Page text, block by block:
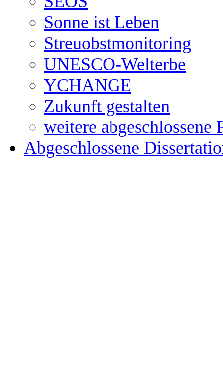
Sonne ist Leben
Streuobstmonitoring
UNESCO-Welterbe
YCHANGE
Zukunft gestalten
weitere abgeschlossene
Abgeschlossene